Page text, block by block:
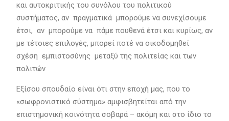
και αυτοκριτικής του συνόλου του πολιτικού
συστήματος, αν πραγματικά μπορούμε να συνεχίσουμε
έτσι, αν μπορούμε να πάμε πουθενά έτσι και κυρίως, αν
με τέτοιες επιλογές, μπορεί ποτέ να οικοδομηθεί
σχέση εμπιστοσύνης μεταξύ της πολιτείας και των
πολιτών
Εξίσου σπουδαίο είναι ότι στην εποχή μας, που το
«σωφρονιστικό σύστημα» αμφισβητείται από την
επιστημονική κοινότητα σοβαρά – ακόμη και στο ίδιο το